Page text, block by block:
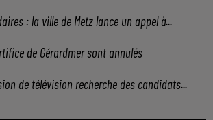
: la ville de Metz lance un appel à...
de Gérardmer sont annulés
de télévision recherche des candidats...